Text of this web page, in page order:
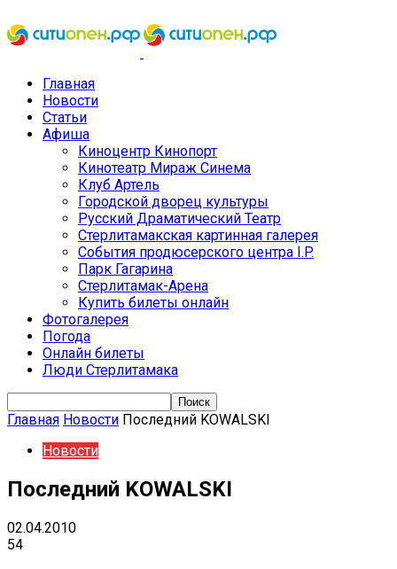
Главная
Новости
Статьи
Афиша
Киноцентр Кинопорт
Кинотеатр Мираж Синема
Клуб Артель
Городской дворец культуры
Русский Драматический Театр
Стерлитамакская картинная галерея
События продюсерского центра I.P.
Парк Гагарина
Стерлитамак-Арена
Купить билеты онлайн
Фотогалерея
Погода
Онлайн билеты
Люди Стерлитамака
Главная Новости Последний KOWALSKI
Новости
Последний KOWALSKI
02.04.2010
54